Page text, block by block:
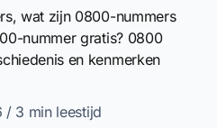
wat zijn 0800-nummers
nummer gratis? 0800
en kenmerken
/ 3 min leestijd